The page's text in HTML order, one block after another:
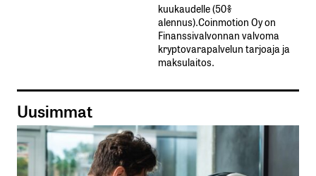
kuukaudelle​ ​(50%​ ​
alennus).Coinmotion Oy on
Finanssivalvonnan valvoma
kryptovarapalvelun tarjoaja ja
maksulaitos.
Uusimmat